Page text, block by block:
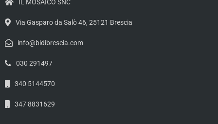
IL MOSAICO SNC
Via Gasparo da Salò 46, 25121 Brescia
info@bidibrescia.com
030 291497
340 5144570
347 8831629